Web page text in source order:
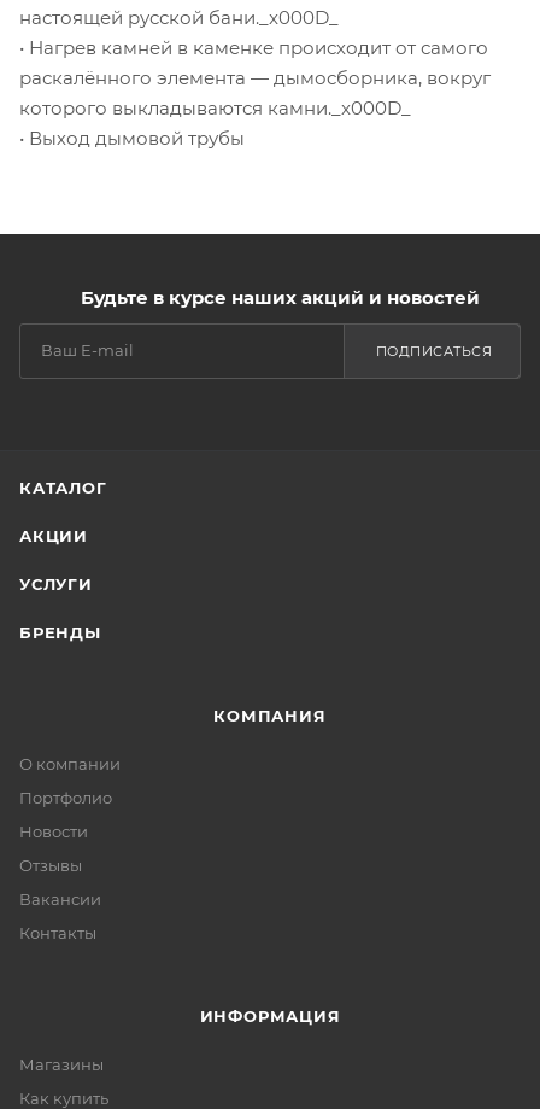
настоящей русской бани._x000D_
• Нагрев камней в каменке происходит от самого
раскалённого элемента — дымосборника, вокруг
которого выкладываются камни._x000D_
• Выход дымовой трубы
Будьте в курсе наших акций и новостей
ПОДПИСАТЬСЯ
КАТАЛОГ
АКЦИИ
УСЛУГИ
БРЕНДЫ
КОМПАНИЯ
О компании
Портфолио
Новости
Отзывы
Вакансии
Контакты
ИНФОРМАЦИЯ
Магазины
Как купить